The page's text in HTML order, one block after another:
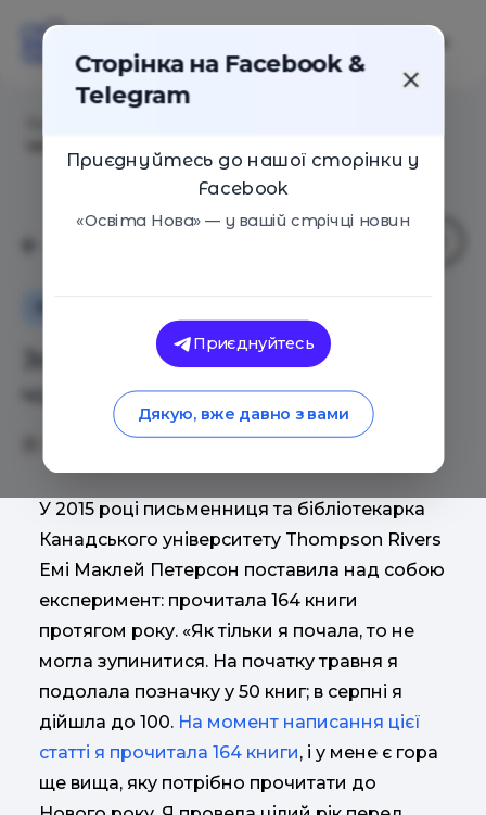
Забагато книг: 4 висновки
читацького експерименту
5102 0
У 2015 році письменниця та бібліотекарка
Канадського університету Thompson Rivers
Емі Маклей Петерсон поставила над собою
експеримент: прочитала 164 книги
протягом року. «Як тільки я почала, то не
могла зупинитися. На початку травня я
подолала позначку у 50 книг; в серпні я
дійшла до 100. На момент написання цієї
статті я прочитала 164 книги, і у мене є гора
ще вища, яку потрібно прочитати до
Сторінка на Facebook &
Telegram
Приєднуйтесь до нашої сторінки у
Facebook
«Освіта Нова» — у вашій стрічці новин
Приєднуйтесь
Дякую, вже давно з вами